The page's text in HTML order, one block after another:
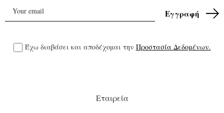
Έχω διαβάσει και αποδέχομαι την Προστασία Δεδομένων.
Εταιρεία